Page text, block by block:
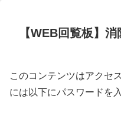
【WEB回覧板】
このコンテンツはアクセ
には以下にパスワードを